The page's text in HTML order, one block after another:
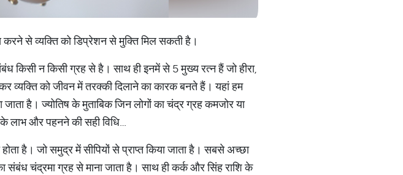
करने से व्यक्ति को डिप्रेशन से मुक्ति मिल सकती है।
किसी न किसी ग्रह से है। साथ ही इनमें से 5 मुख्य रत्न हैं जो हीरा,
व्यक्ति को जीवन में तरक्की दिलाने का कारक बनते हैं। यहां हम
है। ज्योतिष के मुताबिक जिन लोगों का चंद्र ग्रह कमजोर या
लाभ और पहनने की सही विधि…
है। जो समुद्र में सीपियों से प्राप्त किया जाता है। सबसे अच्छा
संबंध चंद्रमा ग्रह से माना जाता है। साथ ही कर्क और सिंह राशि के